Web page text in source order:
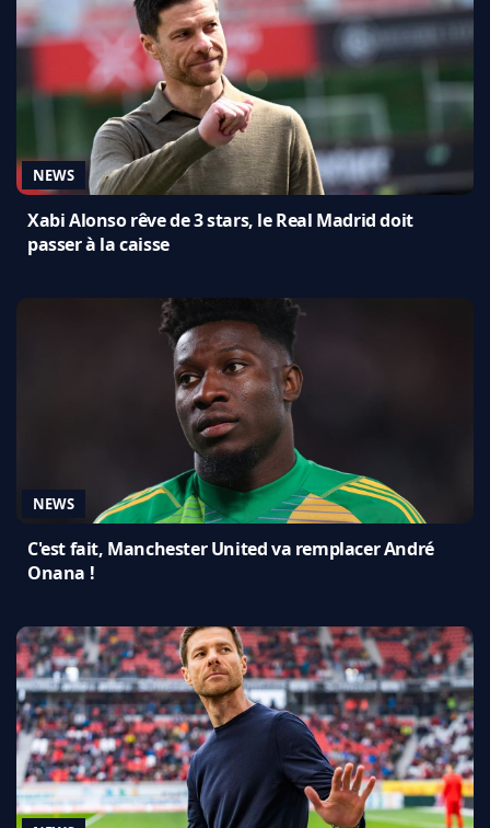
NEWS
Xabi Alonso rêve de 3 stars, le Real Madrid doit
passer à la caisse
NEWS
C'est fait, Manchester United va remplacer André
Onana !